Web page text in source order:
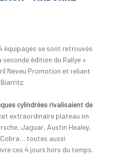
équipages se sont retrouvés
édition du Rallye «
Neveu Promotion et reliant
cylindrées rivalisaient de
extraordinaire plateau on
Jaguar, Austin Healey,
toutes aussi
ces 4 jours hors du temps.